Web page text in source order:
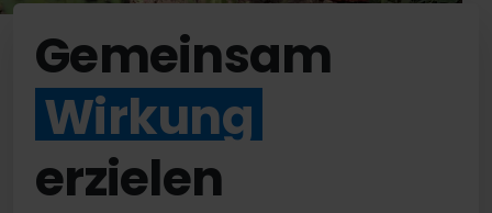
Gemeinsam
Wirkung
erzielen